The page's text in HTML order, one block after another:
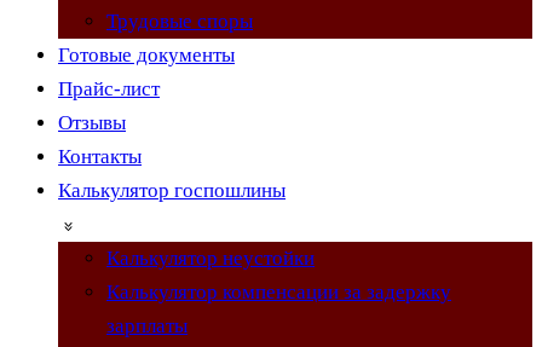
Трудовые споры
Готовые документы
Прайс-лист
Отзывы
Контакты
Калькулятор госпошлины
Калькулятор неустойки
Калькулятор компенсации за задержку
зарплаты